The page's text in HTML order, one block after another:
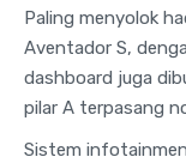
Paling menyolok
Aventador S,
dashboard juga
pilar A terpasang
Sistem